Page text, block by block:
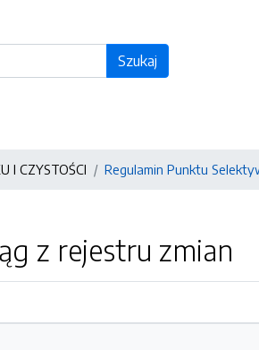
Szukaj
I CZYSTOŚCI Regulamin Punktu
z rejestru zmian